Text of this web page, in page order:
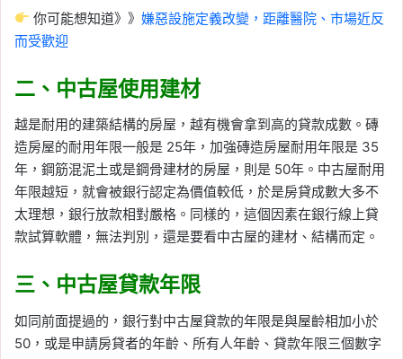
你可能想知道》》嫌惡設施定義改變，距離醫院、市場近反
而受歡迎
二、中古屋使用建材
越是耐用的建築結構的房屋，越有機會拿到高的貸款成數。磚
造房屋的耐用年限一般是 25年，加強磚造房屋耐用年限是 35
年，鋼筋混泥土或是鋼骨建材的房屋，則是 50年。中古屋耐用
年限越短，就會被銀行認定為價值較低，於是房貸成數大多不
太理想，銀行放款相對嚴格。同樣的，這個因素在銀行線上貸
款試算軟體，無法判別，還是要看中古屋的建材、結構而定。
三、中古屋貸款年限
如同前面提過的，銀行對中古屋貸款的年限是與屋齡相加小於
50，或是申請房貸者的年齡、所有人年齡、貸款年限三個數字